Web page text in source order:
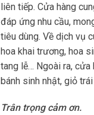
liên tiếp. Cửa hàng
đáp ứng nhu cầu,
tiêu dùng. Về dịch vụ
hoa khai trương, hoa
tang lễ… Ngoài ra,
bánh sinh nhật, giỏ trái
Trân trọng cảm ơn.